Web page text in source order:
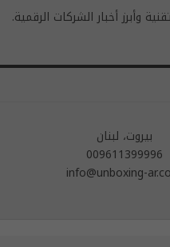
وأبرز أخبار الشركات الرقمية.
بيروت، لبنان
009611399996
info@unboxing-